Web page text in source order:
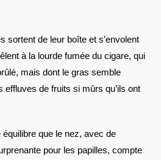
sortent de leur boîte et s’envolent
à la lourde fumée du cigare, qui
mais dont le gras semble
effluves de fruits si mûrs qu’ils ont
que le nez, avec de
pour les papilles, compte